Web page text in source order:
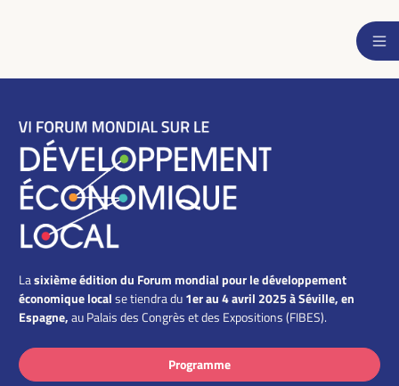
La sixième édition du Forum mondial pour le développement
économique local se tiendra du 1er au 4 avril 2025 à Séville, en
Espagne, au Palais des Congrès et des Expositions (FIBES).
Programme